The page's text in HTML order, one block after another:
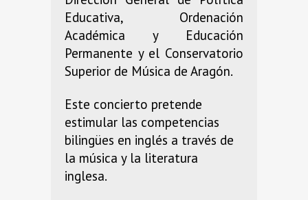
Educativa, Ordenación
Académica y Educación
Permanente y el Conservatorio
Superior de Música de Aragón.
Este concierto pretende
estimular las competencias
bilingües en inglés a través de
la música y la literatura
inglesa.